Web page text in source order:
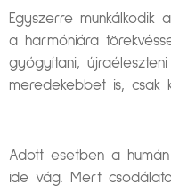
Egyszerre
a harmóniára
gyógyítani,
meredekebbet is, csak
Adott esetben a
ide vág. Mert